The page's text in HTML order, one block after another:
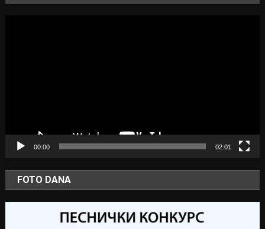
00:00 02:01
FOTO DANA